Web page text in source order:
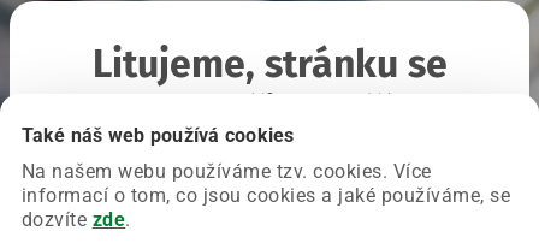
Také náš web používá cookies
Na našem webu používáme tzv. cookies. Více
informací o tom, co jsou cookies a jaké používáme, se
dozvíte zde.
Litujeme, stránku se
Chyba nastala na naší straně a už ji opravujeme.
Zkuste prosím znovu načíst požadovanou stránku.